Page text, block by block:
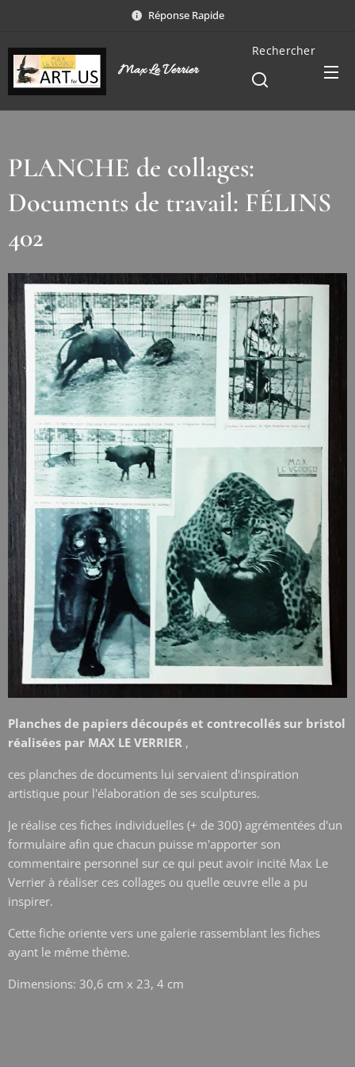
Réponse Rapide
Max Le Verrier
Rechercher
PLANCHE de collages:
Documents de travail: FÉLINS
402
Planches de papiers découpés et contrecollés sur bristol
réalisées par MAX LE VERRIER ,
ces planches de documents lui servaient d'inspiration
artistique pour l'élaboration de ses sculptures.
Je réalise ces fiches individuelles (+ de 300) agrémentées d'un
formulaire afin que chacun puisse m'apporter son
commentaire personnel sur ce qui peut avoir incité Max Le
Verrier à réaliser ces collages ou quelle œuvre elle a pu
inspirer.
Cette fiche oriente vers une galerie rassemblant les fiches
ayant le même thème.
Dimensions: 30,6 cm x 23, 4 cm